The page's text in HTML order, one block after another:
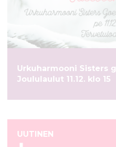
Urkuharmooni Sisters
Joululaulut 11.12. klo 15
UUTINEN